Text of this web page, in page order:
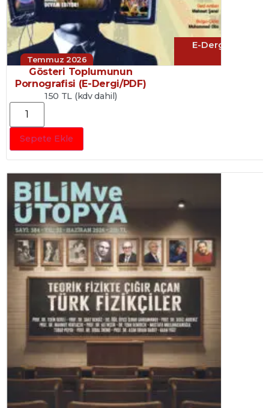
Temmuz 2026
E-Dergi
Gösteri Toplumunun
Pornografisi (E-Dergi/PDF)
150 TL (kdv dahil)
Sepete Ekle